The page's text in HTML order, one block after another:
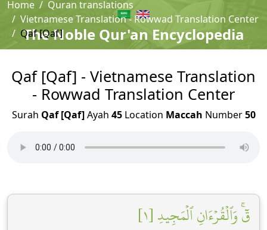
The Noble Qur'an Encyclopedia
Home
Quran translations
Vietnamese Translation - Rowwad Translation Center
Qaf [Qaf]
Qaf [Qaf] - Vietnamese Translation
- Rowwad Translation Center
Surah Qaf [Qaf]Ayah 45Location Maccah Number50
قٓۚ وَٱلۡقُرۡءَانِ ٱلۡمَجِيدِ [١]